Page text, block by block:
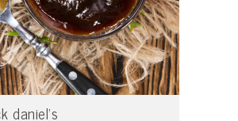
daniel’s